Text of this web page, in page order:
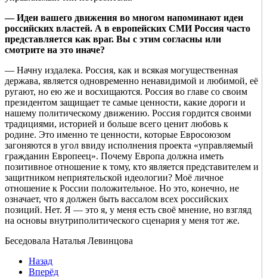
— Идеи вашего движения во многом напоминают идеи
российских властей. А в европейских СМИ Россия часто
представляется как враг. Вы с этим согласны или
смотрите на это иначе?
— Начну издалека. Россия, как и всякая могущественная
держава, является одновременно ненавидимой и любимой, её
ругают, но ею же и восхищаются. Россия во главе со своим
президентом защищает те самые ценности, какие дороги и
нашему политическому движению. Россия гордится своими
традициями, историей и больше всего ценит любовь к
родине. Это именно те ценности, которые Евросоюзом
загоняются в угол ввиду исполнения проекта «управляемый
гражданин Европеец». Почему Европа должна иметь
позитивное отношение к тому, кто является представителем и
защитником неприятельской идеологии? Моё личное
отношение к России положительное. Но это, конечно, не
означает, что я должен быть вассалом всех российских
позиций. Нет. Я — это я, у меня есть своё мнение, но взгляд
на основы внутриполитического сценария у меня тот же.
Беседовала Наталья Левинцова
Назад
Вперёд